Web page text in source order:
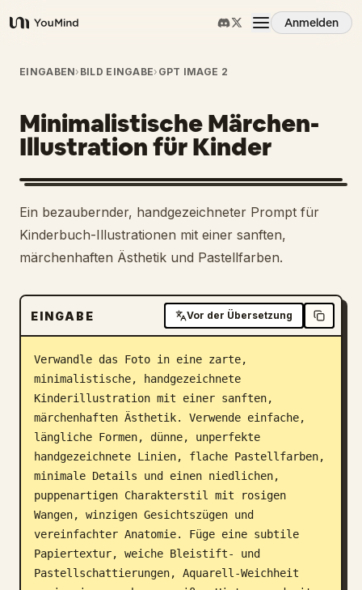
YouMind
Anmelden
Übersicht
Anwendungsfälle
Fähigkeiten
Prompts
Download
Blog
Updates
EINGABEN› BILD EINGABE› GPT IMAGE 2
Minimalistische Märchen-
Illustration für Kinder
Ein bezaubernder, handgezeichneter Prompt für
Kinderbuch-Illustrationen mit einer sanften,
märchenhaften Ästhetik und Pastellfarben.
EINGABE Vor der Übersetzung
Verwandle das Foto in eine zarte,
minimalistische, handgezeichnete
Kinderillustration mit einer sanften,
märchenhaften Ästhetik. Verwende einfache,
längliche Formen, dünne, unperfekte
handgezeichnete Linien, flache Pastellfarben,
minimale Details und einen niedlichen,
puppenartigen Charakterstil mit rosigen
Wangen, winzigen Gesichtszügen und
vereinfachter Anatomie. Füge eine subtile
Papiertextur, weiche Bleistift- und
Pastellschattierungen, Aquarell-Weichheit